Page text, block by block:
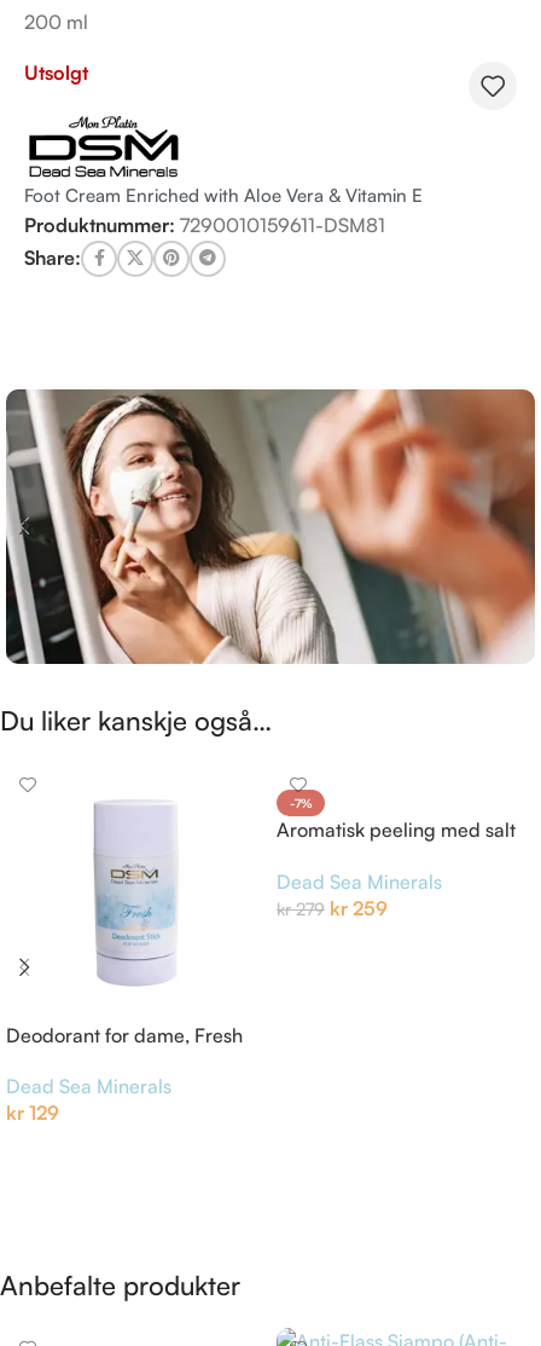
200 ml
Utsolgt
Foot Cream Enriched with Aloe Vera & Vitamin E
Produktnummer: 7290010159611-DSM81
Share:
Du liker kanskje også…
Deodorant for dame, Fresh
Dead Sea Minerals
kr 129
-7%
Aromatisk peeling med salt
Dead Sea Minerals
kr279 kr 259
Anbefalte produkter